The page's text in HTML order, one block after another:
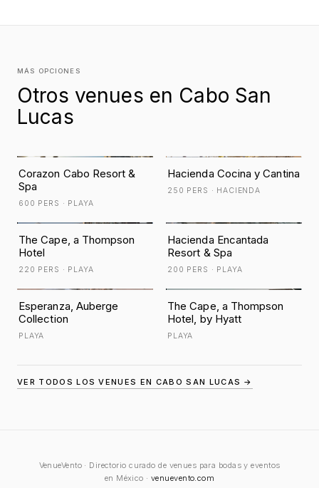
MÁS OPCIONES
Otros venues en Cabo San
Lucas
Corazon Cabo Resort &
Spa
600 PERS · PLAYA
Hacienda Cocina y Cantina
250 PERS · HACIENDA
The Cape, a Thompson
Hotel
220 PERS · PLAYA
Hacienda Encantada
Resort & Spa
200 PERS · PLAYA
Esperanza, Auberge
Collection
PLAYA
The Cape, a Thompson
Hotel, by Hyatt
PLAYA
VER TODOS LOS VENUES EN CABO SAN LUCAS →
VenueVento · Directorio curado de venues para bodas y eventos
en México ·venuevento.com